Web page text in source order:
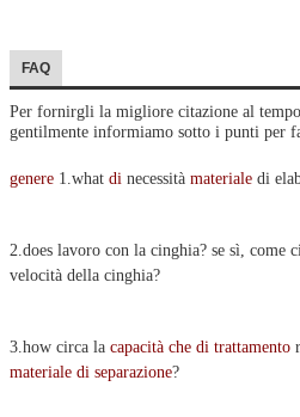
FAQ
Per fornirgli la migliore citazione al
gentilmente informiamo sotto i punti per
genere 1.what di necessità materiale di
2.does lavoro con la cinghia? se sì, come
velocità della cinghia?
3.how circa la capacità che di trattamento
materiale di separazione?